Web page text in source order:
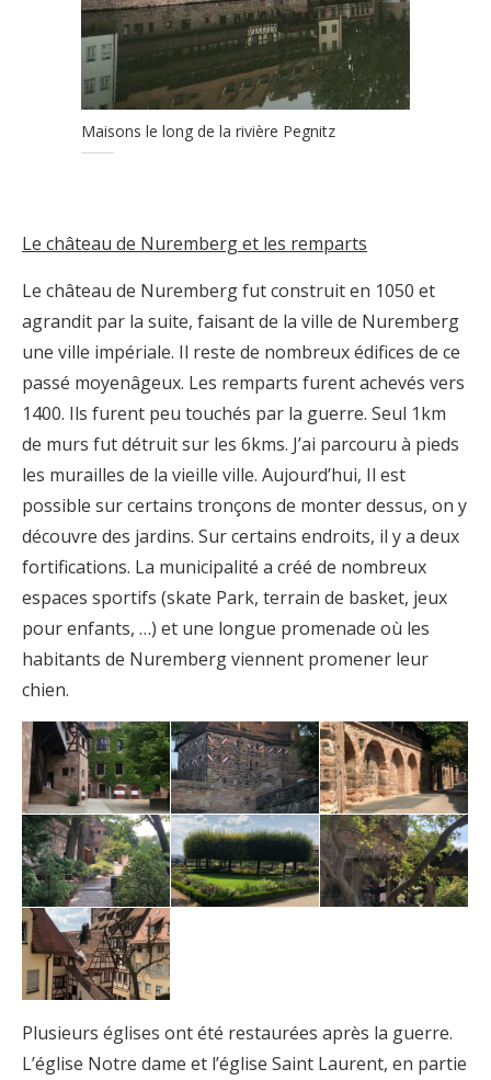
Maisons le long de la rivière Pegnitz
Le château de Nuremberg et les remparts
Le château de Nuremberg fut construit en 1050 et
agrandit par la suite, faisant de la ville de Nuremberg
une ville impériale. Il reste de nombreux édifices de ce
passé moyenâgeux. Les remparts furent achevés vers
1400. Ils furent peu touchés par la guerre. Seul 1km
de murs fut détruit sur les 6kms. J’ai parcouru à pieds
les murailles de la vieille ville. Aujourd’hui, Il est
possible sur certains tronçons de monter dessus, on y
découvre des jardins. Sur certains endroits, il y a deux
fortifications. La municipalité a créé de nombreux
espaces sportifs (skate Park, terrain de basket, jeux
pour enfants, …) et une longue promenade où les
habitants de Nuremberg viennent promener leur
chien.
Plusieurs églises ont été restaurées après la guerre.
L’église Notre dame et l’église Saint Laurent, en partie